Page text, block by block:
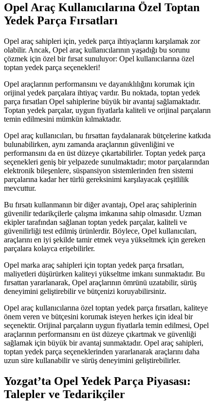
Opel Araç Kullanıcılarına Özel Toptan
Yedek Parça Fırsatları
Opel araç sahipleri için, yedek parça ihtiyaçlarını karşılamak zor
olabilir. Ancak, Opel araç kullanıcılarının yaşadığı bu sorunu
çözmek için özel bir fırsat sunuluyor: Opel kullanıcılarına özel
toptan yedek parça seçenekleri!
Opel araçlarının performansını ve dayanıklılığını korumak için
orijinal yedek parçalara ihtiyaç vardır. Bu noktada, toptan yedek
parça fırsatları Opel sahiplerine büyük bir avantaj sağlamaktadır.
Toptan yedek parçalar, uygun fiyatlarla kaliteli ve orijinal parçaların
temin edilmesini mümkün kılmaktadır.
Opel araç kullanıcıları, bu fırsattan faydalanarak bütçelerine katkıda
bulunabilirken, aynı zamanda araçlarının güvenliğini ve
performansını da en üst düzeye çıkartabilirler. Toptan yedek parça
seçenekleri geniş bir yelpazede sunulmaktadır; motor parçalarından
elektronik bileşenlere, süspansiyon sistemlerinden fren sistemi
parçalarına kadar her türlü gereksinimi karşılayacak çeşitlilik
mevcuttur.
Bu fırsatı kullanmanın bir diğer avantajı, Opel araç sahiplerinin
güvenilir tedarikçilerle çalışma imkanına sahip olmasıdır. Uzman
ekipler tarafından sağlanan toptan yedek parçalar, kaliteli ve
güvenilirliği test edilmiş ürünlerdir. Böylece, Opel kullanıcıları,
araçlarını en iyi şekilde tamir etmek veya yükseltmek için gereken
parçalara kolayca erişebilirler.
Opel marka araç sahipleri için toptan yedek parça fırsatları,
maliyetleri düşürürken kaliteyi yükseltme imkanı sunmaktadır. Bu
fırsattan yararlanarak, Opel araçlarının ömrünü uzatabilir, sürüş
deneyimini geliştirebilir ve bütçenizi koruyabilirsiniz.
Opel araç kullanıcılarına özel toptan yedek parça fırsatları, kaliteye
önem veren ve bütçesini korumak isteyen herkes için ideal bir
seçenektir. Orijinal parçaların uygun fiyatlarla temin edilmesi, Opel
araçlarının performansını en üst düzeye çıkartmak ve güvenliği
sağlamak için büyük bir avantaj sunmaktadır. Opel araç sahipleri,
toptan yedek parça seçeneklerinden yararlanarak araçlarını daha
uzun süre kullanabilir ve sürüş deneyimini geliştirebilirler.
Yozgat’ta Opel Yedek Parça Piyasası:
Talepler ve Tedarikçiler